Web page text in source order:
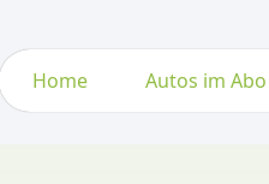
Home Autos im Abo